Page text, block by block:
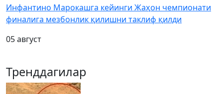
Инфантино Марокашга кейинги Жаҳон чемпионати
финалига мезбонлик қилишни таклиф қилди
05 август
Тренддагилар